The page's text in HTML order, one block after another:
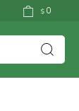
$ 0